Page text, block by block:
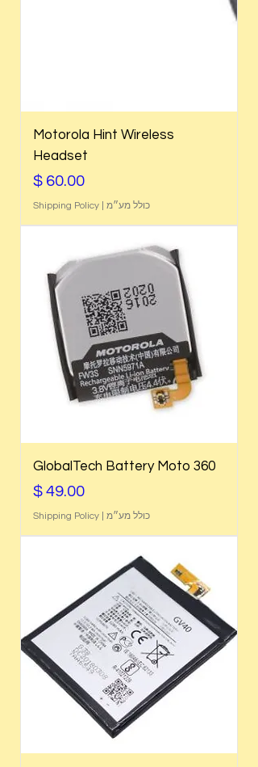
Motorola Hint Wireless
Headset
מחיר
כולל מע״מ Shipping Policy
GlobalTech Battery Moto 360
מחיר
כולל מע״מ Shipping Policy